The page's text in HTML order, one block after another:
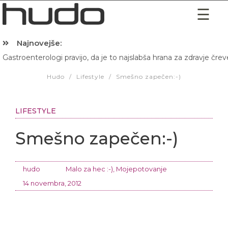
Najnovejše:
Gastroenterologi pravijo, da je to najslabša hrana za zdravje
Hudo / Lifestyle / Smešno zapečen:-)
LIFESTYLE
Smešno zapečen:-)
hudo Malo za hec :-) Mojepotovanje
14 novembra, 2012